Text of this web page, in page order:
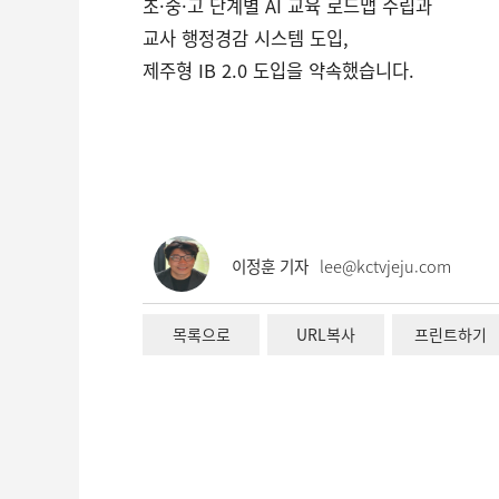
초·중·고 단계별 AI 교육 로드맵 수립과
교사 행정경감 시스템 도입,
제주형 IB 2.0 도입을 약속했습니다.
이정훈 기자 lee@kctvjeju.com
목록으로 URL복사 프린트하기